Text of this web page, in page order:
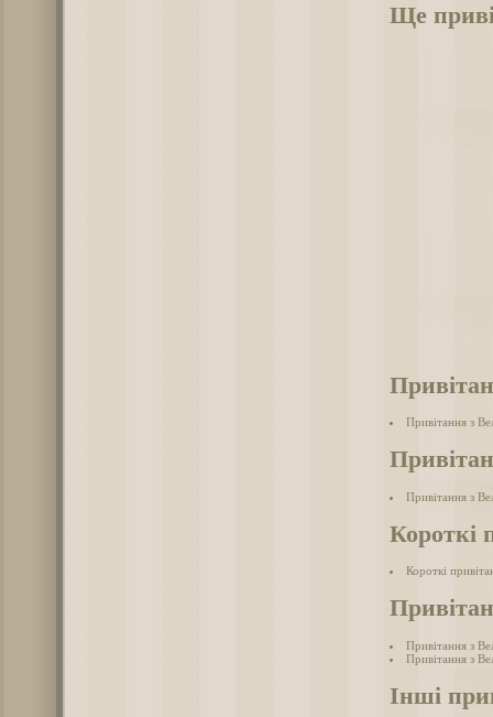
Ще
Привітання з
Привітання з
Короткі
Короткі
Привітання з
Привітання з
Інші